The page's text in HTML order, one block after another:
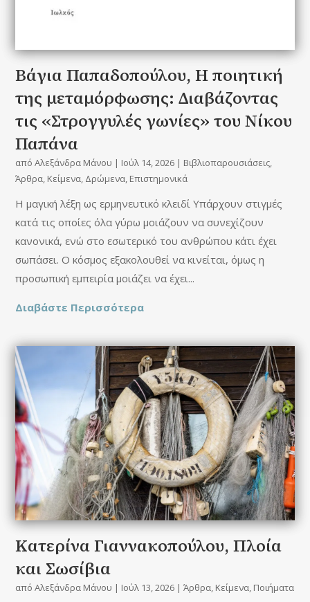
Βάγια Παπαδοπούλου, Η ποιητική
της μεταμόρφωσης: Διαβάζοντας
τις «Στρογγυλές γωνίες» του Nίκου
Παπάνα
απόΑλεξάνδρα Μάνου | Ιούλ 14, 2026 | Βιβλιοπαρουσιάσεις,
Άρθρα, Κείμενα, Δρώμενα, Επιστημονικά
Η μαγική λέξη ως ερμηνευτικό κλειδί Υπάρχουν στιγμές
κατά τις οποίες όλα γύρω μοιάζουν να συνεχίζουν
κανονικά, ενώ στο εσωτερικό του ανθρώπου κάτι έχει
σωπάσει. Ο κόσμος εξακολουθεί να κινείται, όμως η
προσωπική εμπειρία μοιάζει να έχει...
Διαβάστε Περισσότερα
Kατερίνα Γιαννακοπούλου, Πλοία
και Σωσίβια
απόΑλεξάνδρα Μάνου | Ιούλ 13, 2026 |Άρθρα, Κείμενα, Ποιήματα